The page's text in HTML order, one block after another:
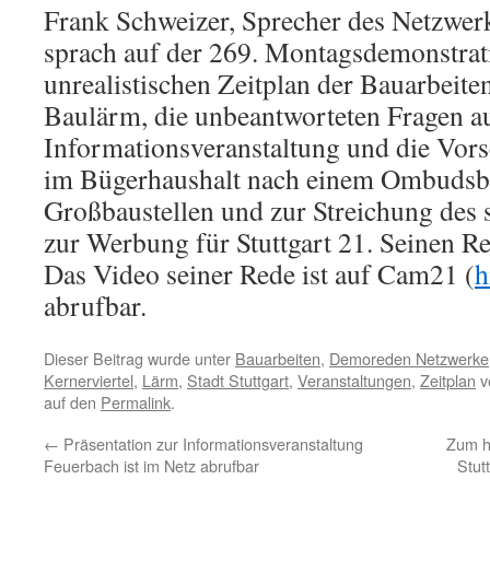
Frank Schweizer, Sprecher des
sprach auf der 269.
unrealistischen Zeitplan der
Baulärm, die unbeantworteten Fragen
Informationsveranstaltung und die
im Bügerhaushalt nach einem
Großbaustellen und zur Streichung des
zur Werbung für Stuttgart 21. Seinen
Das Video seiner Rede ist auf Cam21 (
abrufbar.
Dieser Beitrag wurde unter Bauarbeiten, Demoreden Netzwerke
Kernerviertel, Lärm, Stadt Stuttgart, Veranstaltungen, Zeitplan
auf den Permalink.
← Präsentation zur Informationsveranstaltung
Feuerbach ist im Netz abrufbar
Zum